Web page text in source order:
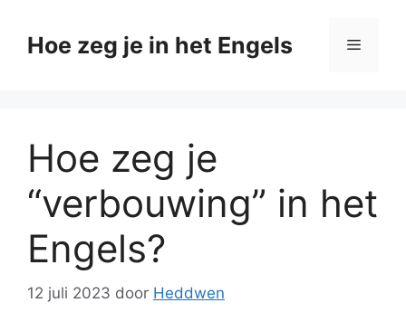
naarHoe zeg je in het Engels Menu
Hoe zeg je
“verbouwing” in het
Engels?
12 juli 2023 door Heddwen